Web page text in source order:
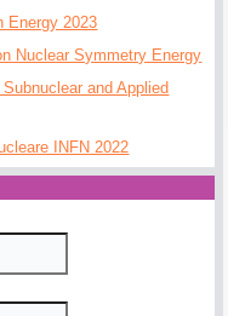
Energy 2023
Nuclear Symmetry Energy
and Applied
INFN 2022